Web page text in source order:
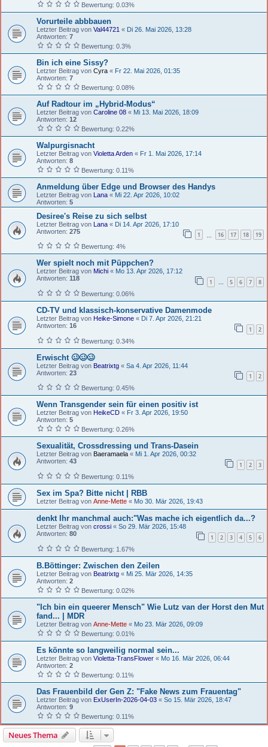
Bewertung: 0.03%
Vorurteile abbbauen
Letzter Beitrag von Val44721 « Di 26. Mai 2026, 13:28
Antworten: 7
Bewertung: 0.3%
Bin ich eine Sissy?
Letzter Beitrag von Cyra « Fr 22. Mai 2026, 01:35
Antworten: 7
Bewertung: 0.08%
Auf Radtour im „Hybrid-Modus“
Letzter Beitrag von Caroline 08 « Mi 13. Mai 2026, 18:09
Antworten: 12
Bewertung: 0.22%
Walpurgisnacht
Letzter Beitrag von Violetta Arden « Fr 1. Mai 2026, 17:14
Antworten: 8
Bewertung: 0.11%
Anmeldung über Edge und Browser des Handys
Letzter Beitrag von Lana « Mi 22. Apr 2026, 10:02
Antworten: 5
Desiree's Reise zu sich selbst
Letzter Beitrag von Lana « Di 14. Apr 2026, 17:10
Antworten: 275 1 16 17 18 19
Bewertung: 4%
Wer spielt noch mit Püppchen?
Letzter Beitrag von Michi « Mo 13. Apr 2026, 17:12
Antworten: 118 1 … 5 6 7 8
Bewertung: 0.06%
CD-TV und klassisch-konservative Damenmode
Letzter Beitrag von Heike-Simone « Di 7. Apr 2026, 21:21
Antworten: 16 1 2
Bewertung: 0.34%
Erwischt 🥴🥴🥴
Letzter Beitrag von Beatrixtg « Sa 4. Apr 2026, 11:44
Antworten: 23 1 2
Bewertung: 0.45%
Wenn Transgender sein für einen positiv ist
Letzter Beitrag von HeikeCD « Fr 3. Apr 2026, 19:50
Antworten: 5
Bewertung: 0.26%
Sexualität, Crossdressing und Trans-Dasein
Letzter Beitrag von Baeramaela « Mi 1. Apr 2026, 00:32
Antworten: 43 1 2 3
Bewertung: 0.11%
Sex im Spa? Bitte nicht | RBB
Letzter Beitrag von Anne-Mette « Mo 30. Mär 2026, 19:43
denkt Ihr manchmal auch:"Was mache ich eigentlich da...?
Letzter Beitrag von crossi « So 29. Mär 2026, 15:48
Antworten: 80 1 2 3 4 5 6
Bewertung: 1.67%
B.Böttinger: Zwischen den Zeilen
Letzter Beitrag von Beatrixtg « Mi 25. Mär 2026, 14:35
Antworten: 2
Bewertung: 0.02%
"Ich bin ein queerer Mensch" Wie Lutz van der Horst den Mut
fand... | MDR
Letzter Beitrag von Anne-Mette « Mo 23. Mär 2026, 09:09
Bewertung: 0.01%
Es könnte so langweilig normal sein...
Letzter Beitrag von Violetta-TransFlower « Mo 16. Mär 2026, 06:44
Antworten: 2
Bewertung: 0.11%
Das Frauenbild der Gen Z: "Fake News zum Frauentag"
Letzter Beitrag von ExUserIn-2026-04-03 « So 15. Mär 2026, 18:47
Antworten: 9
Bewertung: 0.11%
Neues Thema